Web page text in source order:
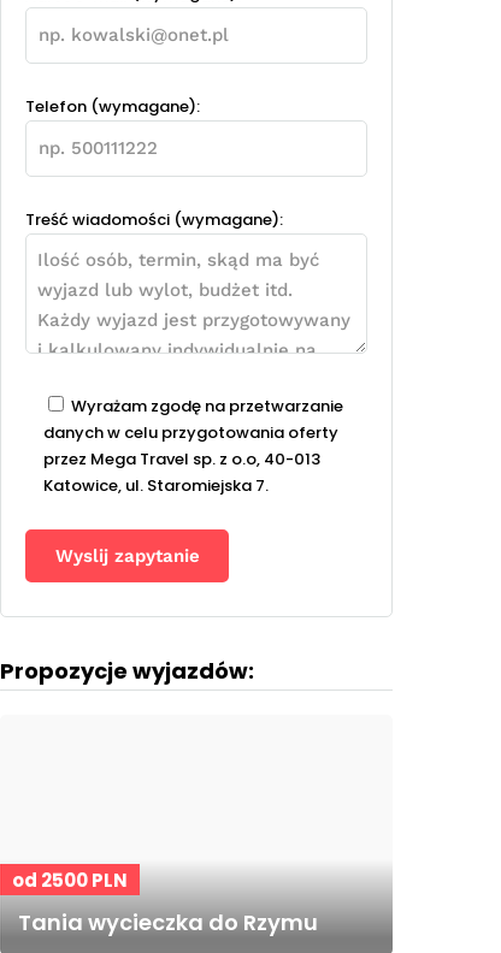
Telefon (wymagane):
Treść wiadomości (wymagane):
Wyrażam zgodę na przetwarzanie
danych w celu przygotowania oferty
przez Mega Travel sp. z o.o, 40-013
Katowice, ul. Staromiejska 7.
Propozycje wyjazdów:
od 2500 PLN
Tania wycieczka do Rzymu